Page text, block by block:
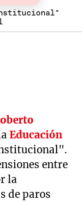
Educación
entre
la
de paros